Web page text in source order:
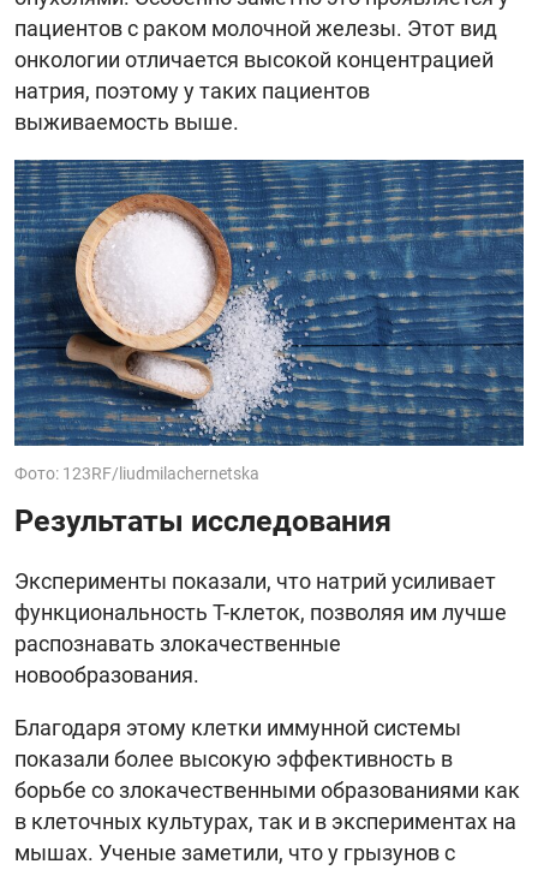
пациентов с раком молочной железы. Этот вид
онкологии отличается высокой концентрацией
натрия, поэтому у таких пациентов
выживаемость выше.
Фото: 123RF/liudmilachernetska
Результаты исследования
Эксперименты показали, что натрий усиливает
функциональность Т-клеток, позволяя им лучше
распознавать злокачественные
новообразования.
Благодаря этому клетки иммунной системы
показали более высокую эффективность в
борьбе со злокачественными образованиями как
в клеточных культурах, так и в экспериментах на
мышах. Ученые заметили, что у грызунов с